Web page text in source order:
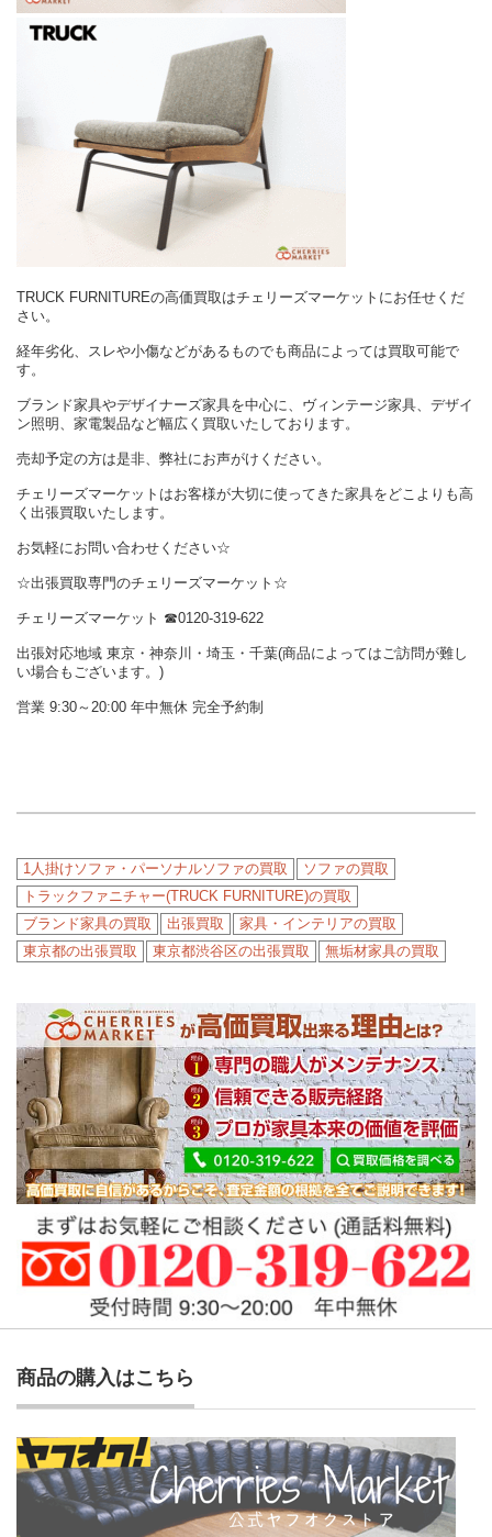
TRUCK FURNITUREの高価買取はチェリーズマーケットにお任せくだ
さい。
経年劣化、スレや小傷などがあるものでも商品によっては買取可能で
す。
ブランド家具やデザイナーズ家具を中心に、ヴィンテージ家具、デザイ
ン照明、家電製品など幅広く買取いたしております。
売却予定の方は是非、弊社にお声がけください。
チェリーズマーケットはお客様が大切に使ってきた家具をどこよりも高
く出張買取いたします。
お気軽にお問い合わせください☆
☆出張買取専門のチェリーズマーケット☆
チェリーズマーケット ☎︎0120-319-622
出張対応地域 東京・神奈川・埼玉・千葉(商品によってはご訪問が難し
い場合もございます。)
営業 9:30～20:00 年中無休 完全予約制
1人掛けソファ・パーソナルソファの買取
ソファの買取
トラックファニチャー(TRUCK FURNITURE)の買取
ブランド家具の買取
出張買取
家具・インテリアの買取
東京都の出張買取
東京都渋谷区の出張買取 無垢材家具の買取
商品の購入はこちら